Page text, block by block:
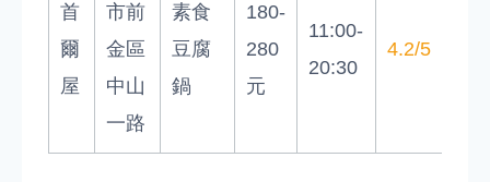
首
爾
屋
市前
金區
中山
一路
素食
豆腐
鍋
180-
280
元
11:00-
20:30
4.2/5